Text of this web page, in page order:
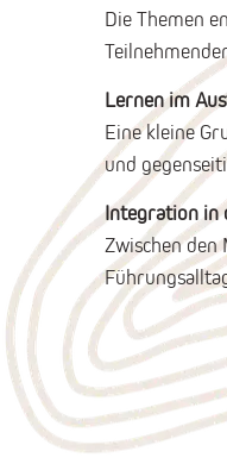
Die Themen
Lernen im
Eine kleine
und
Integration in
Zwischen den